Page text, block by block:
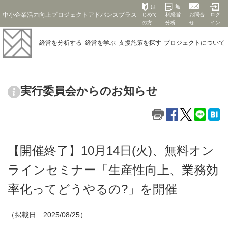
中小企業活力向上プロジェクトアドバンスプラス
は
じめて
の方
無
料経営
分析
お問合
せ
ログ
イン
経営を分析する 経営を学ぶ 支援施策を探す プロジェクト について
実行委員会からのお知らせ
【開催終了】10月14日(火)、無料オン
ラインセミナー「生産性向上、業務効
率化ってどうやるの?」を開催
（掲載日 2025/08/25）